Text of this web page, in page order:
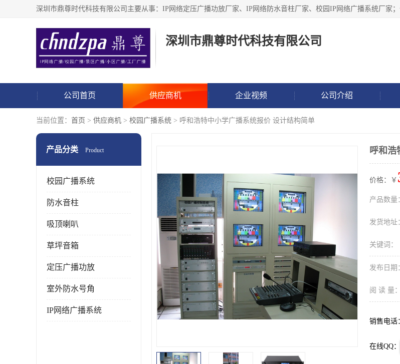
深圳市鼎尊时代科技有限公司
公司首页 供应商机 企业视频 公司介绍
当前位置： 首页 > 供应商机 > 校园广播系统 > 呼和浩特中小学广播系统报价 设计结构简单
产品分类 Product
校园广播系统
防水音柱
吸顶喇叭
草坪音箱
定压广播功放
室外防水号角
IP网络广播系统
呼和浩
价格：￥
产品数量
发货地址
关键词：
发布日期
阅 读 量：
销售电话
在线QQ：